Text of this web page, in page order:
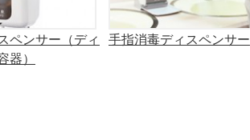
ペンサー（ディ
器）
手指消毒ディスペンサー